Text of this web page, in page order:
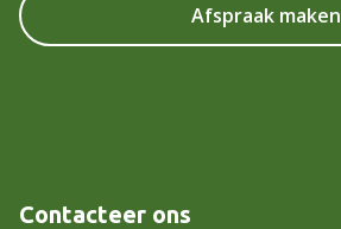
Afspraak maken
Contacteer ons